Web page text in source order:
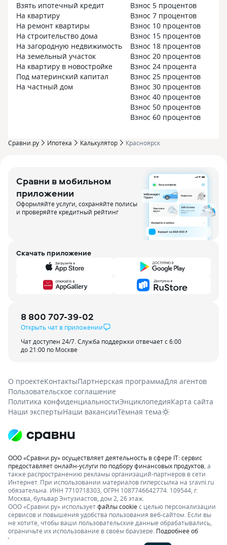
Взять ипотечный кредит
На квартиру
На ремонт квартиры
На строительство дома
На загородную недвижимость
На земельный участок
На квартиру в новостройке
Под материнский капитал
На частный дом
Взнос 5 процентов
Взнос 7 процентов
Взнос 10 процентов
Взнос 15 процентов
Взнос 18 процентов
Взнос 20 процентов
Взнос 24 процента
Взнос 25 процентов
Взнос 30 процентов
Взнос 40 процентов
Взнос 50 процентов
Взнос 60 процентов
Сравни.ру Ипотека Калькулятор Красноярск
Сравни в мобильном
приложении
Оформляйте услуги, сохраняйте полисы
и проверяйте кредитный рейтинг
Скачать приложение
8 800 707-39-02
Открыть чат в приложении
Чат доступен 24/7. Служба поддержки отвечает с 6:00
до 21:00 по Москве
О проектеКонтактыПартнерская программаДля агентов
Пользовательское соглашение
Политика конфиденциальностиЭнциклопедияКарта сайта
Наши экспертыНаши вакансииТёмная тема
ООО «Сравни.ру» осуществляет деятельность в сфере IT: сервис
предоставляет онлайн-услуги по подбору финансовых продуктов , а
также распространению рекламы организаций-партнеров в сети
Интернет. При использовании материалов гиперссылка на sravni.ru
обязательна. ИНН 7710718303, ОГРН 1087746642774. 109544, г.
Москва, бульвар Энтузиастов, дом 2, 26 этаж.
ООО «Сравни.ру» используетфайлы cookieс целью персонализации
сервисов и повышения удобства пользования веб-сайтом. Если вы
не хотите, чтобы ваши пользовательские данные обрабатывались,
ограничьте их использование в своём браузере. Подробнее об
условиях.